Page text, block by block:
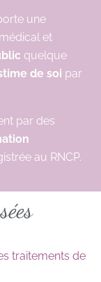
une
et
quelque
de soi par
par des
au RNCP.
traitements de